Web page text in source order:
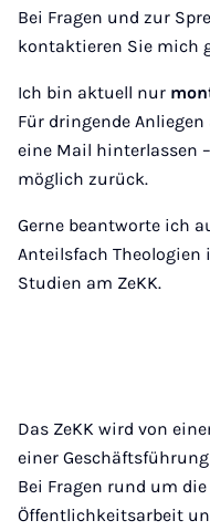
Bei Fragen und zur
kontaktieren Sie mich
Ich bin aktuell nur
Für dringende
eine Mail hinterlassen
möglich zurück.
Gerne beantworte ich
Anteilsfach
Studien am ZeKK.
Das ZeKK wird von
einer
Bei Fragen rund um
Öffentlichkeitsarbeit